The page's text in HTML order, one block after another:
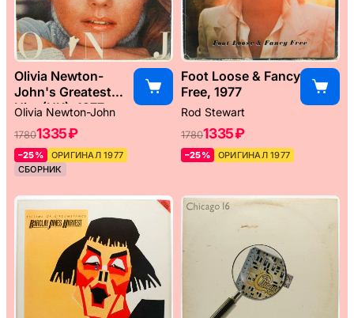
Olivia Newton-
John's Greatest
Hits (UK), 1977
Olivia Newton-John
17801335 ₽
–25%
ОРИГИНАЛ 1977
СБОРНИК
Foot Loose & Fancy
Free, 1977
Rod Stewart
17801335 ₽
–25% ОРИГИНАЛ 1977